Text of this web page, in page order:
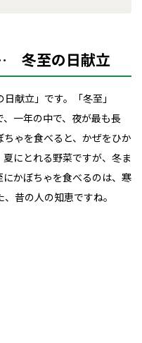
冬至の日献立
献立」です。「冬至」
一年の中で、夜が最も長
ゃを食べると、かぜをひか
にとれる野菜ですが、冬ま
かぼちゃを食べるのは、寒
昔の人の知恵ですね。